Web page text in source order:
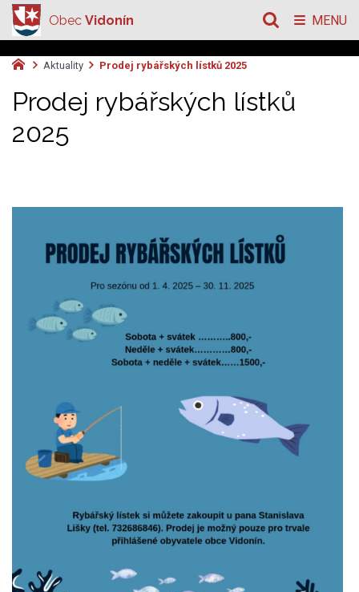
Aktuality Prodej rybářských lístků 2025
Prodej rybářských lístků
2025
Obec Vidonín MENU